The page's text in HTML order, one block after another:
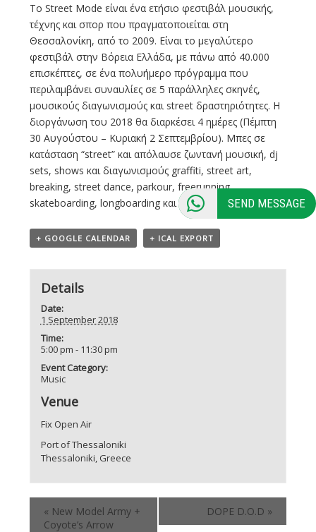
To Street Mode είναι ένα ετήσιο φεστιβάλ μουσικής,
τέχνης και σπορ που πραγματοποιείται στη
Θεσσαλονίκη, από το 2009. Είναι το μεγαλύτερο
φεστιβάλ στην Βόρεια Ελλάδα, με πάνω από 40.000
επισκέπτες, σε ένα πολυήμερο πρόγραμμα που
περιλαμβάνει συναυλίες σε 5 παράλληλες σκηνές,
μουσικούς διαγωνισμούς και street δραστηριότητες. Η
διοργάνωση του 2018 θα διαρκέσει 4 ημέρες (Πέμπτη
30 Αυγούστου – Κυριακή 2 Σεπτεμβρίου). Μπες σε
κατάσταση “street” και απόλαυσε ζωντανή μουσική, dj
sets, shows και διαγωνισμούς graffiti, street art,
breaking, street dance, parkour, freerunning,
skateboarding, longboarding και πολλά ακόμη!
+ GOOGLE CALENDAR + ICAL EXPORT
Details
Date:
1 September 2018
Time:
5:00 pm - 11:30 pm
Event Category:
Music
Venue
Fix Open Air
Port of Thessaloniki
Thessaloniki, Greece
« New Model Army +
Coyote’s Arrow
DOPE D.O.D »
SEND MESSAGE